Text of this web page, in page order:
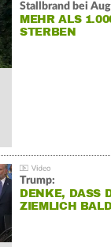
Stallbrand bei
MEHR ALS
STERBEN
Trump:
DENKE, DASS
ZIEMLICH